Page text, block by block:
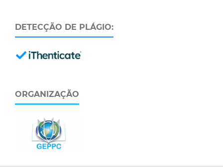
DETECÇÃO DE PLÁGIO:
ORGANIZAÇÃO